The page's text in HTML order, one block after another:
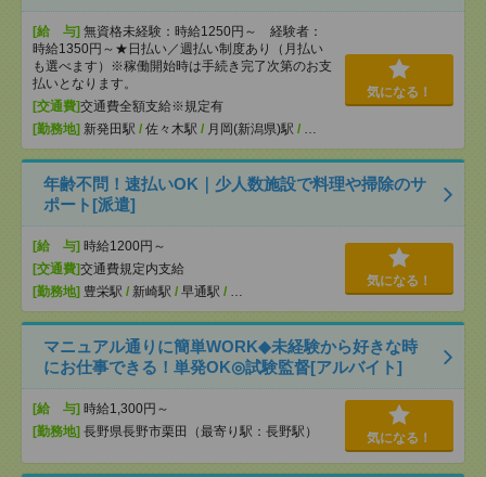
[給 与] 無資格未経験：時給1250円～ 経験者：
時給1350円～★日払い／週払い制度あり（月払い
も選べます）※稼働開始時は手続き完了次第のお支
払いとなります。
[交通費]交通費全額支給※規定有
[勤務地] 新発田駅 / 佐々木駅 / 月岡(新潟県)駅 / …
気になる！
年齢不問！速払いOK｜少人数施設で料理や掃除のサ
ポート[派遣]
[給 与] 時給1200円～
[交通費]交通費規定内支給
[勤務地] 豊栄駅 / 新崎駅 / 早通駅 / …
気になる！
マニュアル通りに簡単WORK◆未経験から好きな時
にお仕事できる！単発OK◎試験監督[アルバイト]
[給 与] 時給1,300円～
[勤務地] 長野県長野市栗田（最寄り駅：長野駅） 気になる！